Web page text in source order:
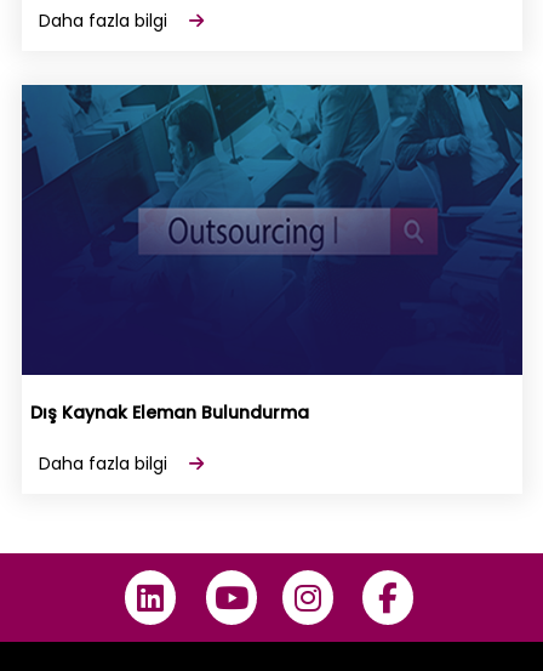
Daha fazla bilgi
Dış Kaynak Eleman Bulundurma
Daha fazla bilgi